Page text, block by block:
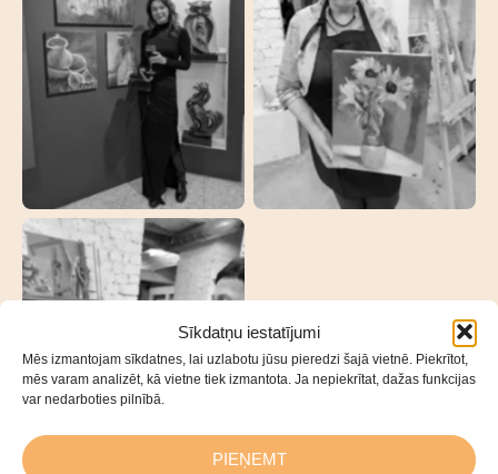
Sīkdatņu iestatījumi
Mēs izmantojam sīkdatnes, lai uzlabotu jūsu pieredzi šajā vietnē. Piekrītot,
mēs varam analizēt, kā vietne tiek izmantota. Ja nepiekrītat, dažas funkcijas
var nedarboties pilnībā.
PIEŅEMT